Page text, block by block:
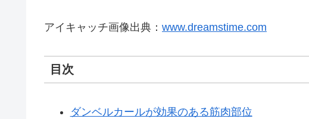
アイキャッチ画像出典： www.dreamstime.com
目次
ダンベルカールが効果のある筋肉部位